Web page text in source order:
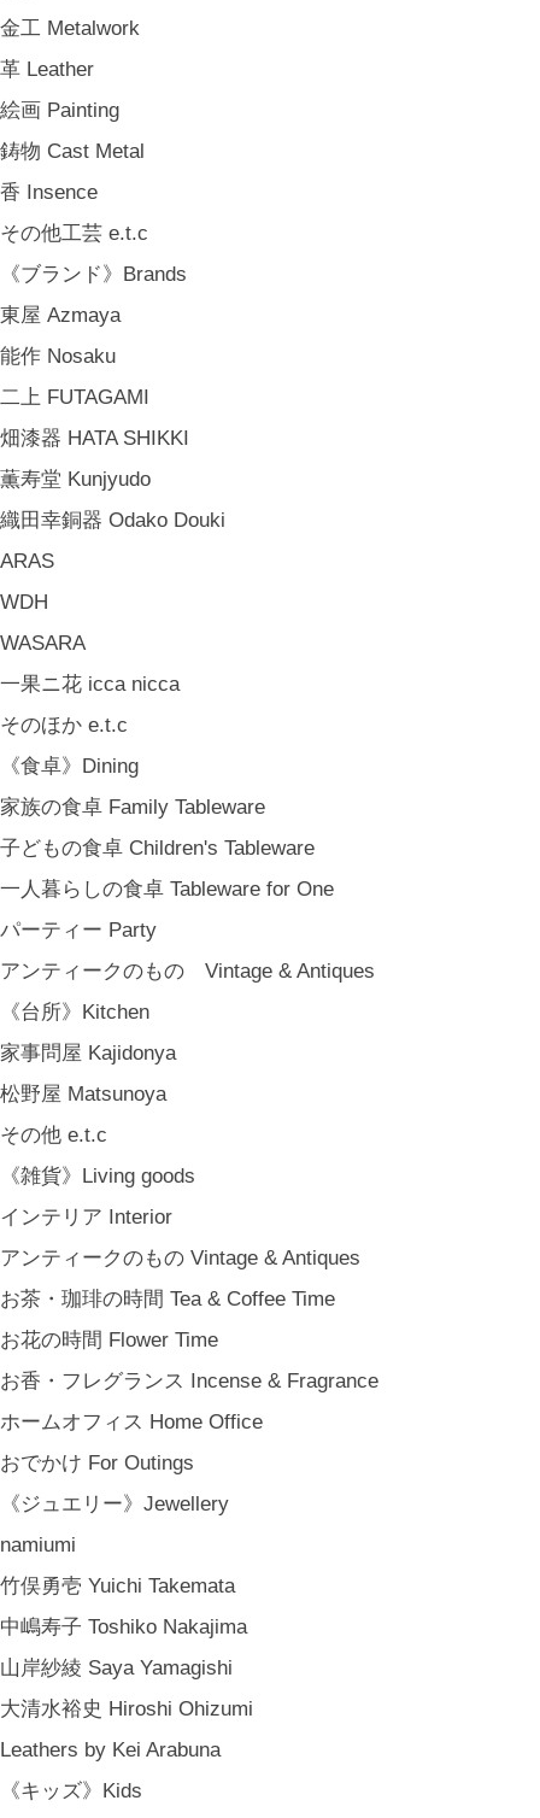
金工 Metalwork
革 Leather
絵画 Painting
鋳物 Cast Metal
香 Insence
その他工芸 e.t.c
《ブランド》Brands
東屋 Azmaya
能作 Nosaku
二上 FUTAGAMI
畑漆器 HATA SHIKKI
薫寿堂 Kunjyudo
織田幸銅器 Odako Douki
ARAS
WDH
WASARA
一果ニ花 icca nicca
そのほか e.t.c
《食卓》Dining
家族の食卓 Family Tableware
子どもの食卓 Children's Tableware
一人暮らしの食卓 Tableware for One
パーティー Party
アンティークのもの Vintage & Antiques
《台所》Kitchen
家事問屋 Kajidonya
松野屋 Matsunoya
その他 e.t.c
《雑貨》Living goods
インテリア Interior
アンティークのもの Vintage & Antiques
お茶・珈琲の時間 Tea & Coffee Time
お花の時間 Flower Time
お香・フレグランス Incense & Fragrance
ホームオフィス Home Office
おでかけ For Outings
《ジュエリー》Jewellery
namiumi
竹俣勇壱 Yuichi Takemata
中嶋寿子 Toshiko Nakajima
山岸紗綾 Saya Yamagishi
大清水裕史 Hiroshi Ohizumi
Leathers by Kei Arabuna
《キッズ》Kids
山岸紗綾 Saya Yamagishi
大清水裕史 Hiroshi Ohizumi
絵本 Children's Books
MONSTER
《オリジナル》Original
《古道具》Vintage & Antiques
ハナレきりゅう Hanare Kiryuh
《輸入品》Imported goods
ギフト包装 Gift Wrapping
内祝い Thank You Gifts
新築祝い Housewarming Gifts
結婚祝い Wedding Gifts
結婚式の引出物 Wedding Favors
誕生日プレゼント Birthday Gifts
バレンタインデー Valentine's Day
夏 Summer
秋 Autumn
冬 Winter
《ご予約》Made to Order